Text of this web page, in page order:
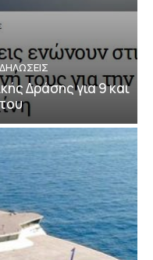
Δράσης για 9 και